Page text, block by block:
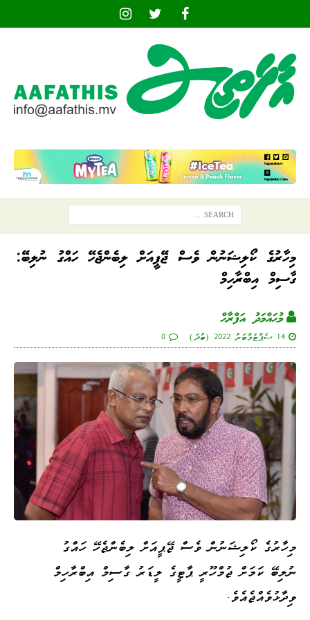
މިހާރުގެ ކޯލިޝަނުން ވެސް ޖޭޕީއަށް ލިބެންޖެހޭ ހައްގު ނުލިބޭ:
ގާސިމް އިބްރާހިމް
މުޙައްމަދު އަފްރާޙް
14 ސެޕްޓެމްބަރު 2022 (ބުދަ) 0
މިހާރުގެ ކޯލިޝަނުން ވެސް ޖޭޕީއަށް ލިބެންޖެހޭ ހައްގު
ނުލިބޭ ކަމަށް ޖުމްހޫރީ ޕާޓީގެ ލީޑަރު ގާސިމް އިބްރާހިމް
ވިދާޅުވެއްޖެއެވެ.